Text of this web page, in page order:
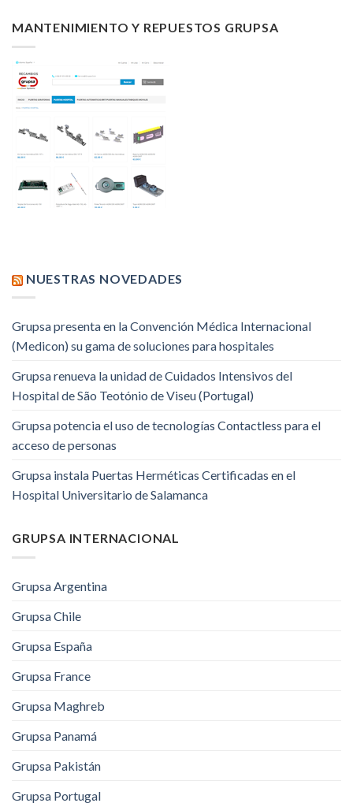
MANTENIMIENTO Y REPUESTOS GRUPSA
NUESTRAS NOVEDADES
Grupsa presenta en la Convención Médica Internacional
(Medicon) su gama de soluciones para hospitales
Grupsa renueva la unidad de Cuidados Intensivos del
Hospital de São Teotónio de Viseu (Portugal)
Grupsa potencia el uso de tecnologías Contactless para el
acceso de personas
Grupsa instala Puertas Herméticas Certificadas en el
Hospital Universitario de Salamanca
GRUPSA INTERNACIONAL
Grupsa Argentina
Grupsa Chile
Grupsa España
Grupsa France
Grupsa Maghreb
Grupsa Panamá
Grupsa Pakistán
Grupsa Portugal